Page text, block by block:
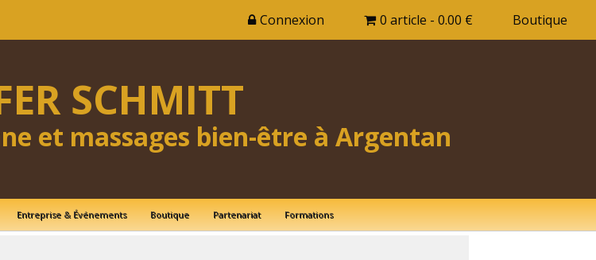
Connexion 0 article - 0.00 € Boutique
SCHMITT
et massages bien-être à Argentan
Entreprise & Événements Boutique Partenariat Formations